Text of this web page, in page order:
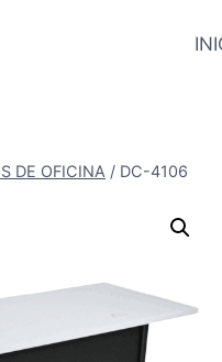
DE OFICINA / DC-4106